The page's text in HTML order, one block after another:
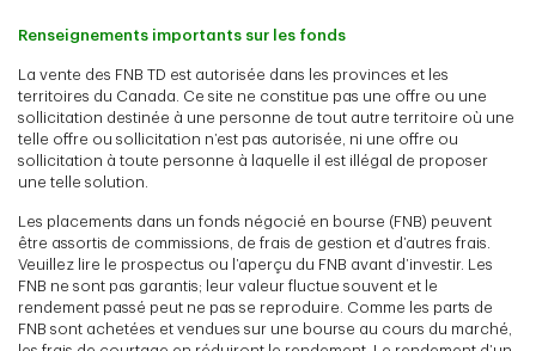
Renseignements importants sur les fonds
La vente des FNB TD est autorisée dans les provinces et les
territoires du Canada. Ce site ne constitue pas une offre ou une
sollicitation destinée à une personne de tout autre territoire où une
telle offre ou sollicitation n’est pas autorisée, ni une offre ou
sollicitation à toute personne à laquelle il est illégal de proposer
une telle solution.
Les placements dans un fonds négocié en bourse (FNB) peuvent
être assortis de commissions, de frais de gestion et d’autres frais.
Veuillez lire le prospectus ou l’aperçu du FNB avant d’investir. Les
FNB ne sont pas garantis; leur valeur fluctue souvent et le
rendement passé peut ne pas se reproduire. Comme les parts de
FNB sont achetées et vendues sur une bourse au cours du marché,